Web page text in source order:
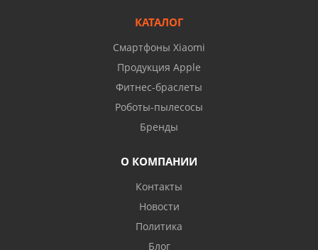
КАТАЛОГ
Смартфоны Xiaomi
Продукция Apple
Фитнес-браслеты
Роботы-пылесосы
Бренды
О КОМПАНИИ
Контакты
Новости
Политика
Блог